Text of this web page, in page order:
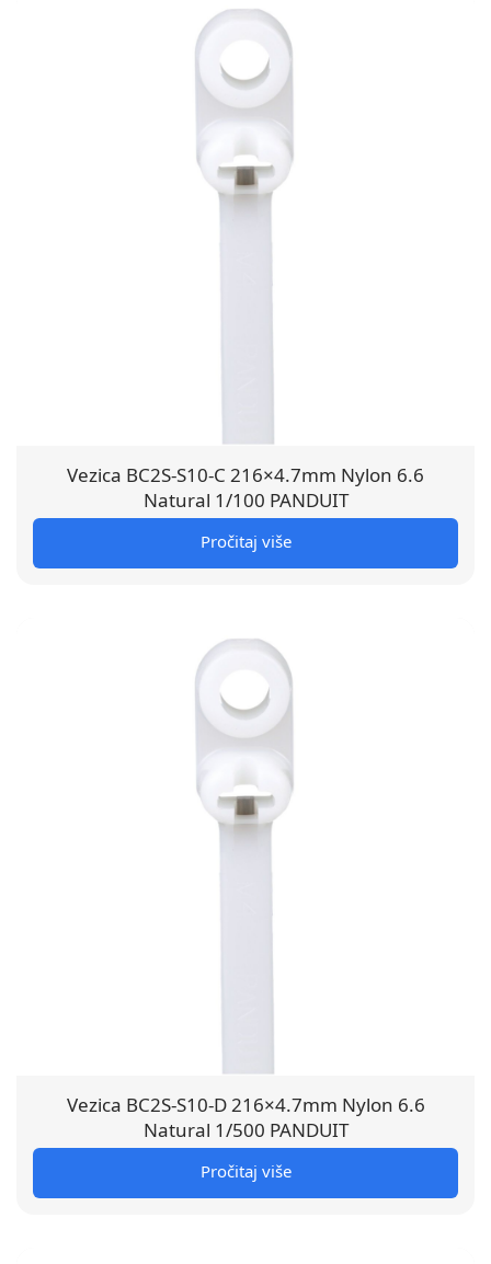
Vezica BC2S-S10-C 216×4.7mm Nylon 6.6
Natural 1/100 PANDUIT
Pročitaj više
Vezica BC2S-S10-D 216×4.7mm Nylon 6.6
Natural 1/500 PANDUIT
Pročitaj više